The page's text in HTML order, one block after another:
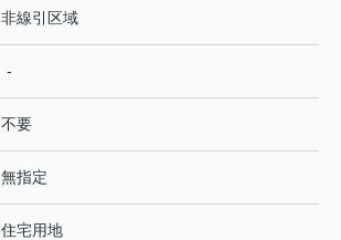
非線引区域
-
不要
無指定
住宅用地